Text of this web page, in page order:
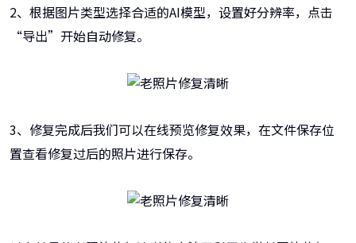
2、根据图片类型选择合适的AI模型，设置好分辨率，点击
“导出”开始自动修复。
3、修复完成后我们可以在线预览修复效果，在文件保存位
置查看修复过后的照片进行保存。